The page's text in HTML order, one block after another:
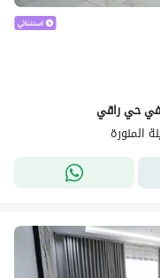
حي راقي
المنورة